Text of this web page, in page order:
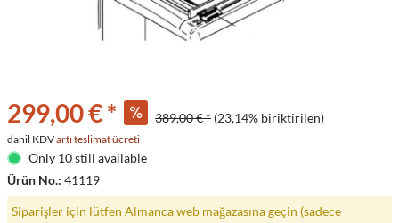
299,00 € * 389,00 € * (23,14% biriktirilen)
dahil KDVartı teslimat ücreti
Only 10 still available
Ürün No.: 41119
Siparişler için lütfen Almanca web mağazasına geçin (sadece